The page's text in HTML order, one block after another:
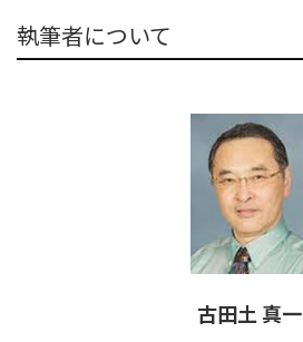
執筆者について
古田土 真一